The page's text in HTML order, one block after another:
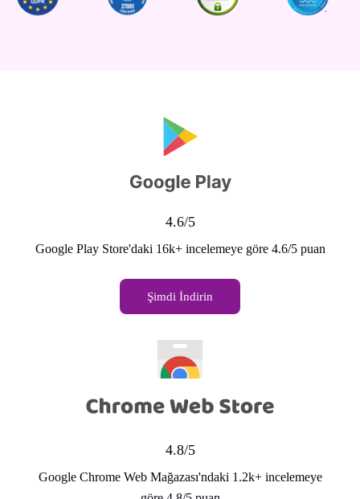
4.6/5
Google Play Store'daki 16k+ incelemeye göre 4.6/5 puan
Şimdi İndirin
4.8/5
Google Chrome Web Mağazası'ndaki 1.2k+ incelemeye